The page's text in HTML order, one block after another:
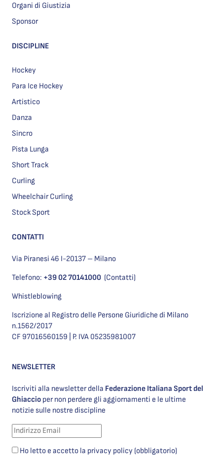
Organi di Giustizia
Sponsor
DISCIPLINE
Hockey
Para Ice Hockey
Artistico
Danza
Sincro
Pista Lunga
Short Track
Curling
Wheelchair Curling
Stock Sport
CONTATTI
Via Piranesi 46 I-20137 – Milano
Telefono: +39 02 70141000 (Contatti)
Whistleblowing
Iscrizione al Registro delle Persone Giuridiche di Milano
n.1562/2017
CF 97016560159 | P. IVA 05235981007
NEWSLETTER
Iscriviti alla newsletter della Federazione Italiana Sport del
Ghiaccio per non perdere gli aggiornamenti e le ultime
notizie sulle nostre discipline
Ho letto e accetto la privacy policy (obbligatorio)